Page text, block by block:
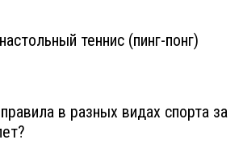
теннис (пинг-понг)
в разных видах спорта за